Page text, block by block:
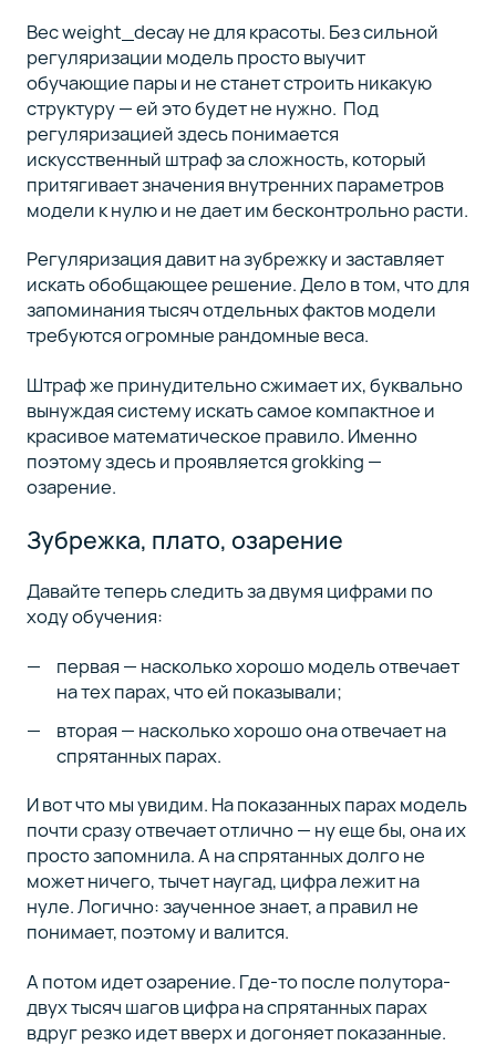
Вес weight_decay не для красоты. Без сильной
регуляризации модель просто выучит
обучающие пары и не станет строить никакую
структуру — ей это будет не нужно. Под
регуляризацией здесь понимается
искусственный штраф за сложность, который
притягивает значения внутренних параметров
модели к нулю и не дает им бесконтрольно расти.
Регуляризация давит на зубрежку и заставляет
искать обобщающее решение. Дело в том, что для
запоминания тысяч отдельных фактов модели
требуются огромные рандомные веса.
Штраф же принудительно сжимает их, буквально
вынуждая систему искать самое компактное и
красивое математическое правило. Именно
поэтому здесь и проявляется grokking —
озарение.
Зубрежка, плато, озарение
Давайте теперь следить за двумя цифрами по
ходу обучения:
первая — насколько хорошо модель отвечает
на тех парах, что ей показывали;
вторая — насколько хорошо она отвечает на
спрятанных парах.
И вот что мы увидим. На показанных парах модель
почти сразу отвечает отлично — ну еще бы, она их
просто запомнила. А на спрятанных долго не
может ничего, тычет наугад, цифра лежит на
нуле. Логично: заученное знает, а правил не
понимает, поэтому и валится.
А потом идет озарение. Где-то после полутора-
двух тысяч шагов цифра на спрятанных парах
вдруг резко идет вверх и догоняет показанные.